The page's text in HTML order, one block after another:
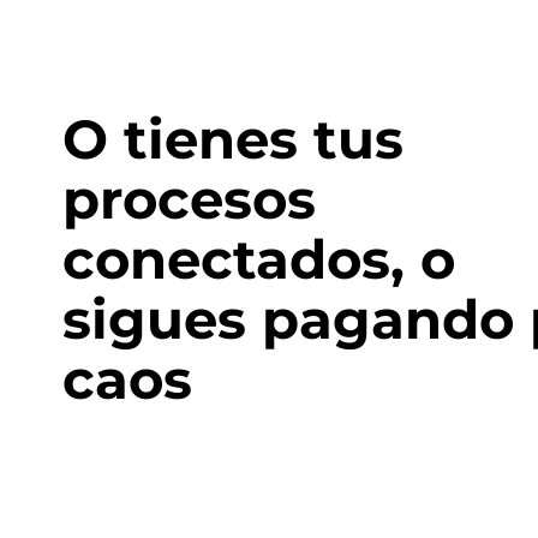
O tienes tus
procesos
conectados, o
sigues pagando
caos